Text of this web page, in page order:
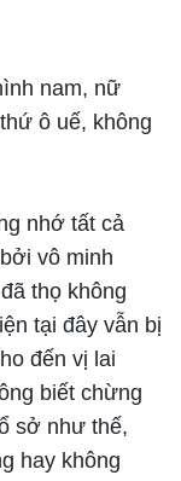
nam, nữ
ô uế, không
nhớ tất cả
vô minh
thọ không
tại đây vẫn bị
đến vị lai
biết chừng
sở như thế,
hay không